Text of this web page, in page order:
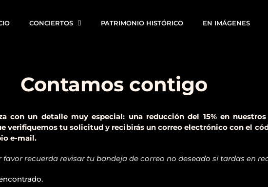
CONCIERTOS PATRIMONIO HISTÓRICO EN IMÁGENES
Contamos contigo
con un detalle muy especial: una reducción del 15% en
verifiquemos tu solicitud y recibirás un correo electrónico con el
e-mail.
recuerda revisar tu bandeja de correo no deseado si tardas en